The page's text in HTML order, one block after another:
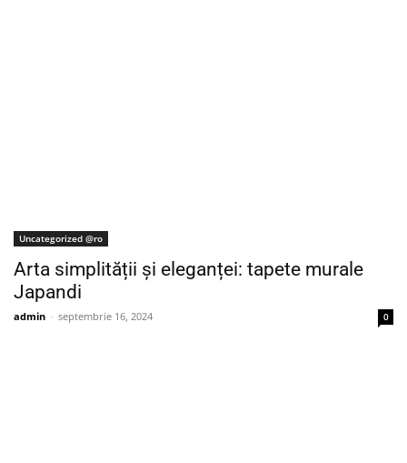
Uncategorized @ro
Arta simplității și eleganței: tapete murale
Japandi
admin - septembrie 16, 2024 0